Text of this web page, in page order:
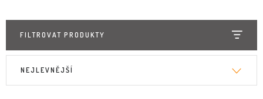
FILTROVAT PRODUKTY
NEJLEVNĚJŠÍ